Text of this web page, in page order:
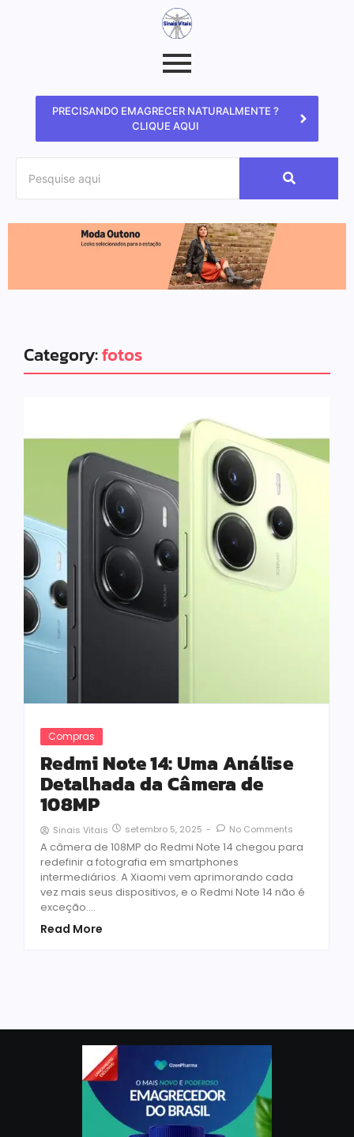
PRECISANDO EMAGRECER NATURALMENTE ?
CLIQUE AQUI
Category:fotos
Compras
Redmi Note 14: Uma Análise
Detalhada da Câmera de
108MP
Sinais Vitais setembro 5, 2025 - No Comments
A câmera de 108MP do Redmi Note 14 chegou para
redefinir a fotografia em smartphones
intermediários. A Xiaomi vem aprimorando cada
vez mais seus dispositivos, e o Redmi Note 14 não é
exceção....
Read More